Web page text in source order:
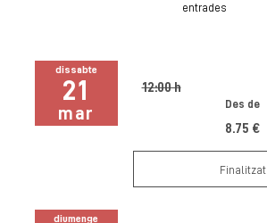
entrades
dissabte
21
mar
12:00 h
Des de
8.75 €
Finalitzat
diumenge